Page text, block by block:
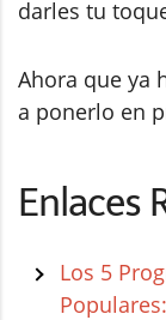
darles tu
Ahora que ya
a ponerlo en
Enlaces
Los 5